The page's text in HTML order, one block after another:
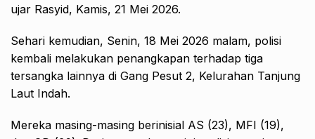
ujar Rasyid, Kamis, 21 Mei 2026.
Sehari kemudian, Senin, 18 Mei 2026 malam, polisi
kembali melakukan penangkapan terhadap tiga
tersangka lainnya di Gang Pesut 2, Kelurahan Tanjung
Laut Indah.
Mereka masing-masing berinisial AS (23), MFI (19),